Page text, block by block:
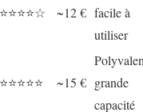
⭐⭐⭐⭐☆ ~12 € facile à
utiliser
⭐⭐⭐⭐⭐ ~15 € grande
capacité